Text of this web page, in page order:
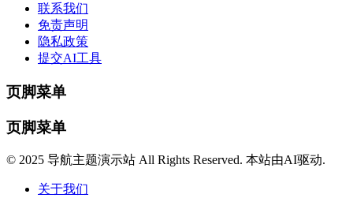
联系我们
免责声明
隐私政策
提交AI工具
页脚菜单
页脚菜单
© 2025 导航主题演示站 All Rights Reserved. 本站由AI驱动.
关于我们